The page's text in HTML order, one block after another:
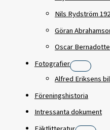
Nils Rydström
Göran
Oscar
Fotografier
Alfred Eriksens
Föreningshistoria
Intressanta dokument